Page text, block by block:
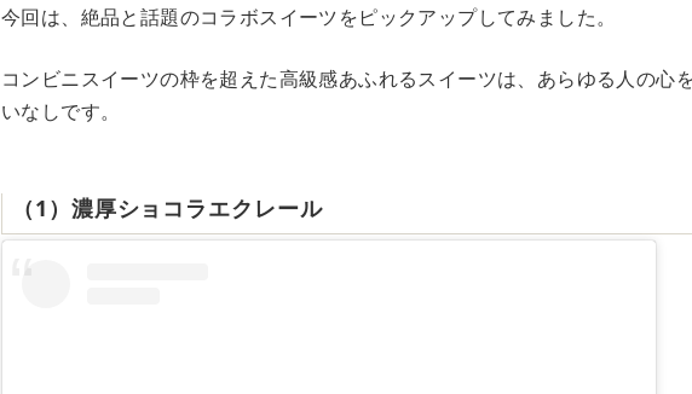
今回は、絶品と話題のコラボスイーツをピックアップしてみました。
コンビニスイーツの枠を超えた高級感あふれるスイーツは、あらゆる人の心
いなしです。
（1）濃厚ショコラエクレール